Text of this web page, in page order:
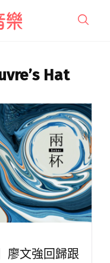
Hat
廖文強回歸跟